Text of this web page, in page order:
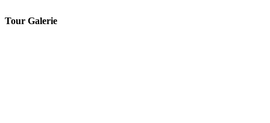
Tour Galerie